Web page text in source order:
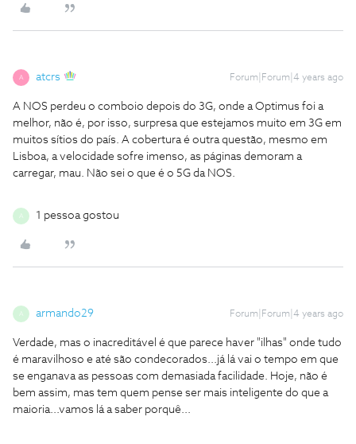
A atcrs Forum|Forum|4 years ago
A NOS perdeu o comboio depois do 3G, onde a Optimus foi a
melhor, não é, por isso, surpresa que estejamos muito em 3G em
muitos sítios do país. A cobertura é outra questão, mesmo em
Lisboa, a velocidade sofre imenso, as páginas demoram a
carregar, mau. Não sei o que é o 5G da NOS.
A 1 pessoa gostou
A armando29 Forum|Forum|4 years ago
Verdade, mas o inacreditável é que parece haver "ilhas" onde tudo
é maravilhoso e até são condecorados...já lá vai o tempo em que
se enganava as pessoas com demasiada facilidade. Hoje, não é
bem assim, mas tem quem pense ser mais inteligente do que a
maioria...vamos lá a saber porquê...